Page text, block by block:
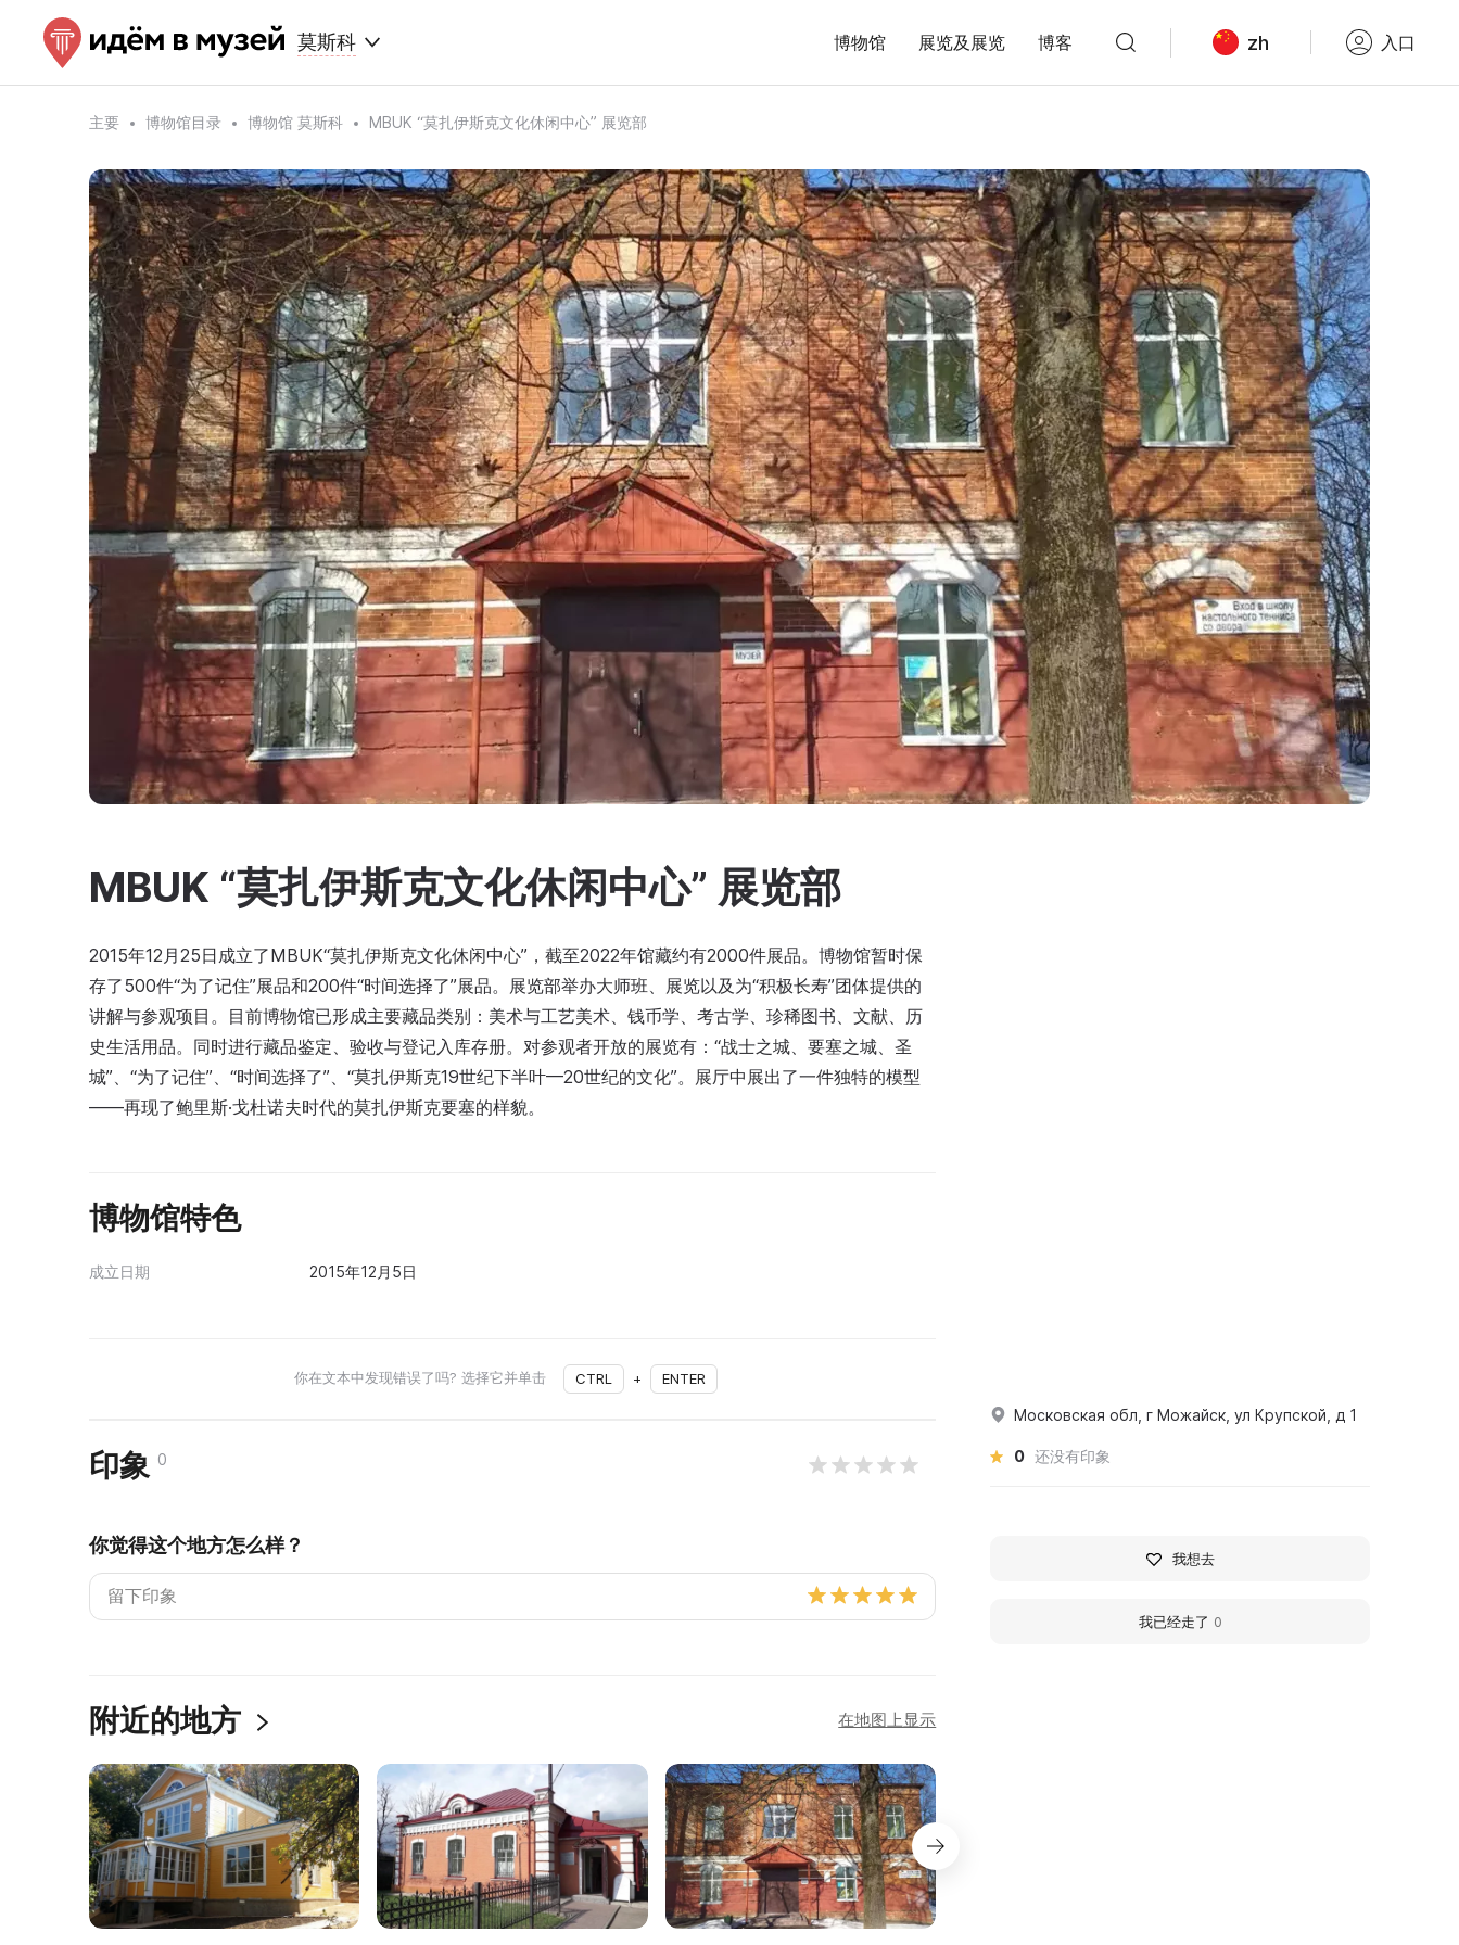
莫斯科 博物馆 展览及展览 博客 zh 入口
主要 博物馆目录 博物馆 莫斯科 MBUK “莫扎伊斯克文化休闲中心” 展览部
MBUK “莫扎伊斯克文化休闲中心” 展览部
2015年12月25日成立了MBUK“莫扎伊斯克文化休闲中心”，截至2022年馆藏约有2000件展品。博物馆暂时保
存了500件“为了记住”展品和200件“时间选择了”展品。展览部举办大师班、展览以及为“积极长寿”团体提供的
讲解与参观项目。目前博物馆已形成主要藏品类别：美术与工艺美术、钱币学、考古学、珍稀图书、文献、历
史生活用品。同时进行藏品鉴定、验收与登记入库存册。对参观者开放的展览有：“战士之城、要塞之城、圣
城”、“为了记住”、“时间选择了”、“莫扎伊斯克19世纪下半叶—20世纪的文化”。展厅中展出了一件独特的模型
——再现了鲍里斯·戈杜诺夫时代的莫扎伊斯克要塞的样貌。
博物馆特色
成立日期 2015年12月5日
你在文本中发现错误了吗? 选择它并单击 CTRL + ENTER
印象 0
你觉得这个地方怎么样？
附近的地方 在地图上显示
Московская обл, г Можайск, ул Крупской, д 1
0 还没有印象
我想去
我已经走了 0